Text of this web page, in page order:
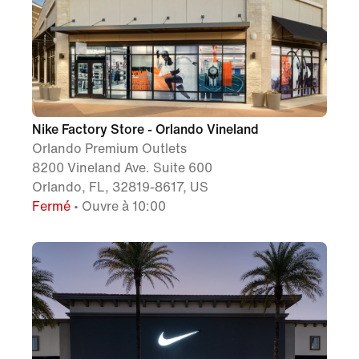
Nike Factory Store - Orlando Vineland
Orlando Premium Outlets
8200 Vineland Ave. Suite 600
Orlando, FL, 32819-8617, US
Fermé • Ouvre à 10:00